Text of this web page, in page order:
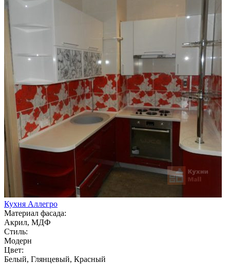
Кухня Аллегро
Материал фасада:
Акрил, МДФ
Стиль:
Модерн
Цвет:
Белый, Глянцевый, Красный